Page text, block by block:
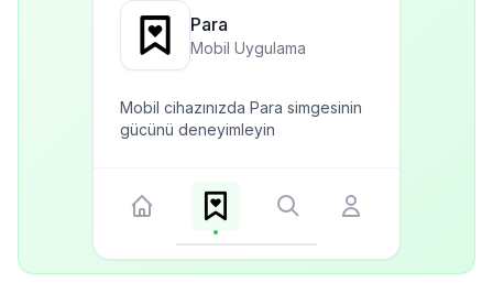
Para
Mobil Uygulama
Mobil cihazınızda Para simgesinin
gücünü deneyimleyin